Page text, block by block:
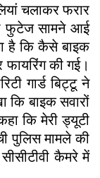
चलाकर फरार
फुटेज सामने आई
है कि कैसे बाइक
फायरिंग की गई।
गार्ड बिट्टू ने
कि बाइक सवारों
कि मेरी ड्यूटी
पुलिस मामले की
कैमरे में